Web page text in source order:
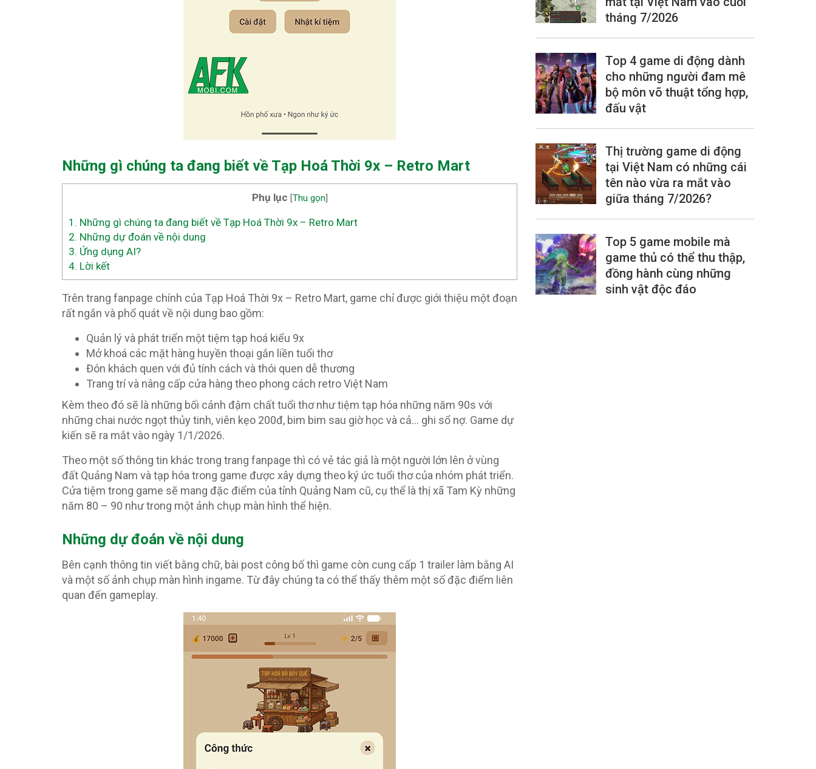
Những gì chúng ta đang biết về Tạp Hoá Thời 9x – Retro Mart
Phụ lục [Thu gọn]
1. Những gì chúng ta đang biết về Tạp Hoá Thời 9x – Retro Mart
2. Những dự đoán về nội dung
3. Ứng dụng AI?
4. Lời kết
Trên trang fanpage chính của Tạp Hoá Thời 9x – Retro Mart, game chỉ được giới thiệu một đoạn
rất ngắn và phổ quát về nội dung bao gồm:
Quản lý và phát triển một tiệm tạp hoá kiểu 9x
Mở khoá các mặt hàng huyền thoại gắn liền tuổi thơ
Đón khách quen với đủ tính cách và thói quen dễ thương
Trang trí và nâng cấp cửa hàng theo phong cách retro Việt Nam
Kèm theo đó sẽ là những bối cảnh đậm chất tuổi thơ như tiệm tạp hóa những năm 90s với
những chai nước ngọt thủy tinh, viên kẹo 200đ, bim bim sau giờ học và cả… ghi sổ nợ. Game dự
kiến sẽ ra mắt vào ngày 1/1/2026.
Theo một số thông tin khác trong trang fanpage thì có vẻ tác giả là một người lớn lên ở vùng
đất Quảng Nam và tạp hóa trong game được xây dựng theo ký ức tuổi thơ của nhóm phát triển.
Cửa tiệm trong game sẽ mang đặc điểm của tỉnh Quảng Nam cũ, cụ thể là thị xã Tam Kỳ những
năm 80 – 90 như trong một ảnh chụp màn hình thể hiện.
Những dự đoán về nội dung
Bên cạnh thông tin viết bằng chữ, bài post công bố thì game còn cung cấp 1 trailer làm bằng AI
và một số ảnh chụp màn hình ingame. Từ đây chúng ta có thể thấy thêm một số đặc điểm liên
quan đến gameplay.
tháng 7/2026
Top 4 game di động dành
cho những người đam mê
bộ môn võ thuật tổng hợp,
đấu vật
Thị trường game di động
tại Việt Nam có những cái
tên nào vừa ra mắt vào
giữa tháng 7/2026?
Top 5 game mobile mà
game thủ có thể thu thập,
đồng hành cùng những
sinh vật độc đáo